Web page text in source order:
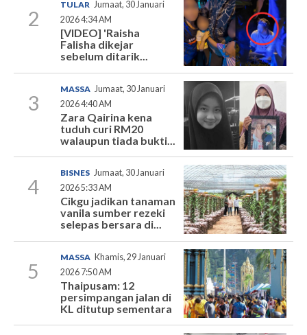
2
TULAR Jumaat, 30 Januari
2026 4:34 AM
[VIDEO] 'Raisha
Falisha dikejar
sebelum ditarik...
3
MASSA Jumaat, 30 Januari
2026 4:40 AM
Zara Qairina kena
tuduh curi RM20
walaupun tiada bukti...
4
BISNES Jumaat, 30 Januari
2026 5:33 AM
Cikgu jadikan tanaman
vanila sumber rezeki
selepas bersara di...
5
MASSA Khamis, 29 Januari
2026 7:50 AM
Thaipusam: 12
persimpangan jalan di
KL ditutup sementara